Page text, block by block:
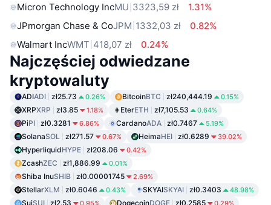
Micron Technology IncMU 3323,59 zł
1.31%
JPmorgan Chase & CoJPM 1332,03 zł
0.82%
Walmart IncWMT 418,07 zł 0.24%
Najczęściej odwiedzane
kryptowaluty
ADIADI zł25.73 0.26% BitcoinBTC zł240,444.19 0.15%
XRPXRP zł3.85 1.18% EterETH zł7,105.53 0.64%
PiPI zł0.3281 6.86% CardanoADA zł0.7467 5.19%
SolanaSOL zł271.57 0.67% HeimaHEI zł0.6289 39.02%
HyperliquidHYPE zł208.06 0.42%
ZcashZEC zł1,886.99 0.01%
Shiba InuSHIB zł0.00001745 2.69%
StellarXLM zł0.6046 0.43% SKYAISKYAI zł0.3403 48.98%
SuiSUI zł2.53 0.95% DogecoinDOGE zł0.2585 0.29%